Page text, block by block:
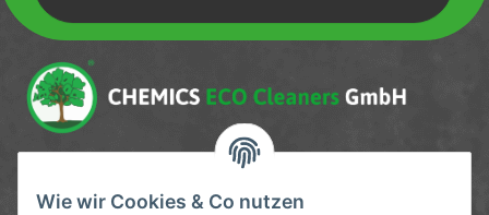
Wie wir Cookies & Co nutzen
Newsletter Newsletter abonnieren
Service-Hotline